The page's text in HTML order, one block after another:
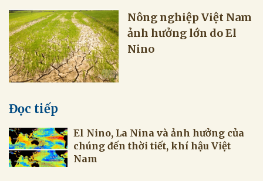
Nông nghiệp Việt Nam
ảnh hưởng lớn do El
Nino
Đọc tiếp
El Nino, La Nina và ảnh hưởng của
chúng đến thời tiết, khí hậu Việt
Nam